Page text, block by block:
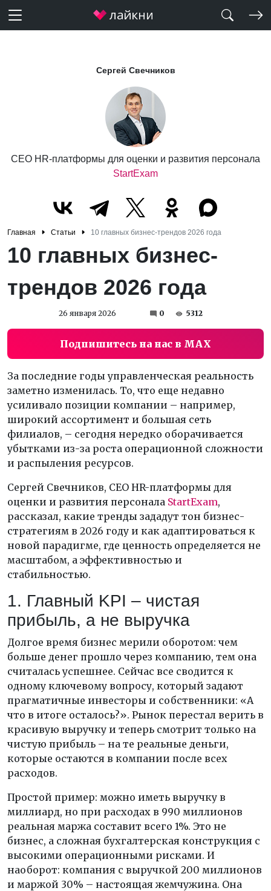
Сергей Свечников
CEO HR-платформы для оценки и развития персонала
StartExam
Главная Статьи 10 главных бизнес-трендов 2026 года
10 главных бизнес-
трендов 2026 года
26 января 2026 0 5312
Подпишитесь на нас в MAX
За последние годы управленческая реальность
заметно изменилась. То, что еще недавно
усиливало позиции компании – например,
широкий ассортимент и большая сеть
филиалов, – сегодня нередко оборачивается
убытками из-за роста операционной сложности
и распыления ресурсов.
Сергей Свечников, CEO HR-платформы для
оценки и развития персонала StartExam,
рассказал, какие тренды зададут тон бизнес-
стратегиям в 2026 году и как адаптироваться к
новой парадигме, где ценность определяется не
масштабом, а эффективностью и
стабильностью.
1. Главный KPI – чистая
прибыль, а не выручка
Долгое время бизнес мерили оборотом: чем
больше денег прошло через компанию, тем она
считалась успешнее. Сейчас все сводится к
одному ключевому вопросу, который задают
прагматичные инвесторы и собственники: «А
что в итоге осталось?». Рынок перестал верить в
красивую выручку и теперь смотрит только на
чистую прибыль – на те реальные деньги,
которые остаются в компании после всех
расходов.
Простой пример: можно иметь выручку в
миллиард, но при расходах в 990 миллионов
реальная маржа составит всего 1%. Это не
бизнес, а сложная бухгалтерская конструкция с
высокими операционными рисками. И
наоборот: компания с выручкой 200 миллионов
и маржой 30% – настоящая жемчужина. Она